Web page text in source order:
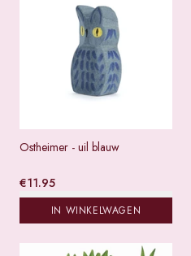
Ostheimer - uil blauw
€11.95
IN WINKELWAGEN